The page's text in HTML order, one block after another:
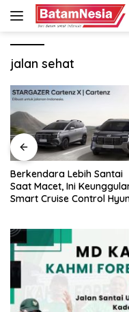
Langsung
jalan sehat
Lebih Santai
Macet, Ini Keunggulan
Cruise Control Hyundai